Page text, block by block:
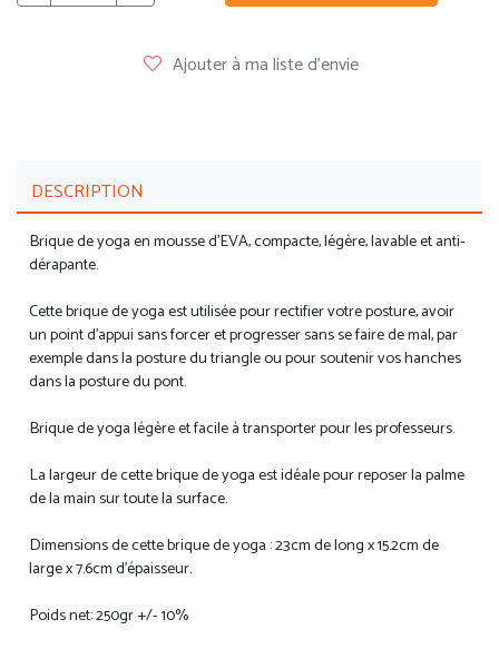
Ajouter à ma liste d'envie
DESCRIPTION
Brique de yoga en mousse d'EVA, compacte, légère, lavable et anti-
dérapante.
Cette brique de yoga est utilisée pour rectifier votre posture, avoir
un point d'appui sans forcer et progresser sans se faire de mal, par
exemple dans la posture du triangle ou pour soutenir vos hanches
dans la posture du pont.
Brique de yoga légère et facile à transporter pour les professeurs.
La largeur de cette brique de yoga est idéale pour reposer la palme
de la main sur toute la surface.
Dimensions de cette brique de yoga : 23cm de long x 15.2cm de
large x 7.6cm d'épaisseur.
Poids net: 250gr +/- 10%